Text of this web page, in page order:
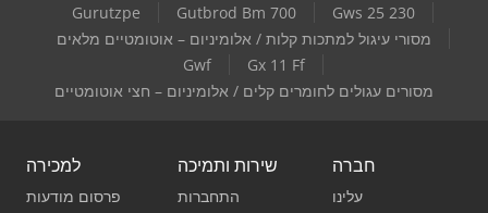
Gurutzpe Gutbrod Bm 700
Gws 25 230
מסורי עיגול למתכות קלות / אלומיניום – אוטומטיים מלאים
Gwf
Gx 11 Ff
מסורים עגולים לחומרים קלים / אלומיניום – חצי אוטומטיים
למכירה
פרסום מודעות
שירות ותמיכה
התחברות
חברה
עלינו